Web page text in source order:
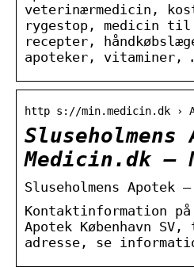
veterinærmedicin,
rygestop, medicin
recepter,
apoteker, vitaminer,
http s://min.medicin.dk ›
Sluseholmens
Medicin.dk –
Sluseholmens Apotek
Kontaktinformation på
Apotek København SV,
adresse, se